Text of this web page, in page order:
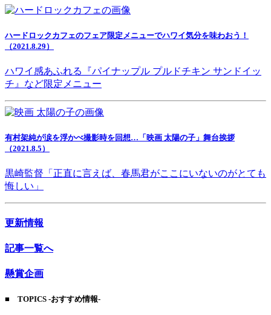
ハードロックカフェのフェア限定メニューでハワイ気分を味わおう！
（2021.8.29）
ハワイ感あふれる『パイナップル プルドチキン サンドイッ
チ』など限定メニュー
有村架純が涙を浮かべ撮影時を回想…「映画 太陽の子」舞台挨拶
（2021.8.5）
黒崎監督「正直に言えば、春馬君がここにいないのがとても
悔しい」
更新情報
記事一覧へ
懸賞企画
■ TOPICS -おすすめ情報-